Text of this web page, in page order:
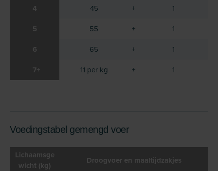
4 45 + 1
5 55 + 1
6 65 + 1
7+ 11 per kg + 1
Voedingstabel gemengd voer
Lichaamsge
wicht (kg)
Droogvoer en maaltijdzakjes